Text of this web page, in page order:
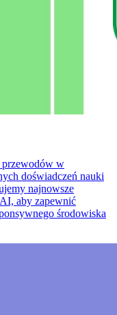
przewodów w
doświadczeń nauki
najnowsze
aby zapewnić
środowiska